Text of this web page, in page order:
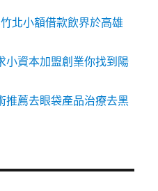
北小額借款飲界於高雄
小資本加盟創業你找到陽
推薦去眼袋產品治療去黑